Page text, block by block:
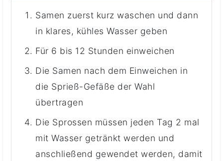
Samen zuerst kurz waschen und dann
in klares, kühles Wasser geben
Für 6 bis 12 Stunden einweichen
Die Samen nach dem Einweichen in
die Sprieß-Gefäße der Wahl
übertragen
Die Sprossen müssen jeden Tag 2 mal
mit Wasser getränkt werden und
anschließend gewendet werden, damit